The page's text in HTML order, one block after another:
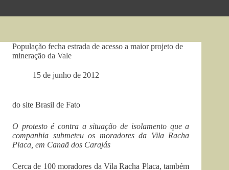
População fecha estrada de acesso a maior projeto de
mineração da Vale
15 de junho de 2012
do site Brasil de Fato
O protesto é contra a situação de isolamento que a
companhia submeteu os moradores da Vila Racha
Placa, em Canaã dos Carajás
Cerca de 100 moradores da Vila Racha Placa, também